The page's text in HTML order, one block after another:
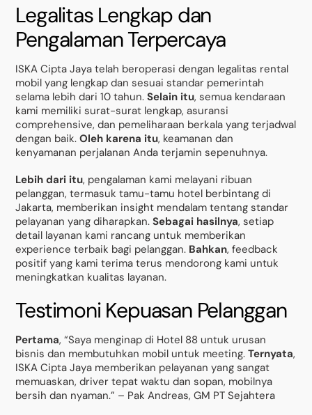
Legalitas Lengkap dan
Pengalaman Terpercaya
ISKA Cipta Jaya telah beroperasi dengan legalitas rental
mobil yang lengkap dan sesuai standar pemerintah
selama lebih dari 10 tahun.Selain itu, semua kendaraan
kami memiliki surat-surat lengkap, asuransi
comprehensive, dan pemeliharaan berkala yang terjadwal
dengan baik.Oleh karena itu, keamanan dan
kenyamanan perjalanan Anda terjamin sepenuhnya.
Lebih dari itu, pengalaman kami melayani ribuan
pelanggan, termasuk tamu-tamu hotel berbintang di
Jakarta, memberikan insight mendalam tentang standar
pelayanan yang diharapkan.Sebagai hasilnya, setiap
detail layanan kami rancang untuk memberikan
experience terbaik bagi pelanggan. Bahkan, feedback
positif yang kami terima terus mendorong kami untuk
meningkatkan kualitas layanan.
Testimoni Kepuasan Pelanggan
Pertama, “Saya menginap di Hotel 88 untuk urusan
bisnis dan membutuhkan mobil untuk meeting.Ternyata,
ISKA Cipta Jaya memberikan pelayanan yang sangat
memuaskan, driver tepat waktu dan sopan, mobilnya
bersih dan nyaman.” – Pak Andreas, GM PT Sejahtera